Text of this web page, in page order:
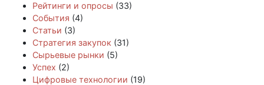
Рейтинги и опросы (33)
События (4)
Статьи (3)
Стратегия закупок (31)
Сырьевые рынки (5)
Успех (2)
Цифровые технологии (19)